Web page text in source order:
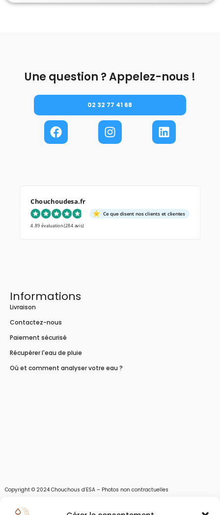
Une question ? Appelez-nous !
02 32 77 41 68
Chouchoudesa.fr
Ce que disent nos clients et clientes
4.89 évaluation(284 avis)
Informations
Livraison
Contactez-nous
Paiement sécurisé
Récupérer l'eau de pluie
Où et comment analyser votre eau ?
Copyright © 2024 Chouchous d’ESA – Photos non contractuelles
Les chouchous d’Esa vous apportent toutes les solutions pour récupérer l’eau de